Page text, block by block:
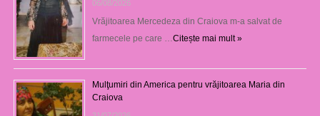
06/08/2026
Vrăjitoarea Mercedeza din Craiova m-a salvat de
farmecele pe care … Citește mai mult »
Mulţumiri din America pentru vrăjitoarea Maria din
Craiova